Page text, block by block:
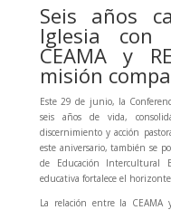
Seis años
Iglesia con
CEAMA y
misión
Este 29 de junio, la
seis años de vida,
discernimiento y acción
este aniversario, también se
de Educación Intercultural
educativa fortalece el
La relación entre la